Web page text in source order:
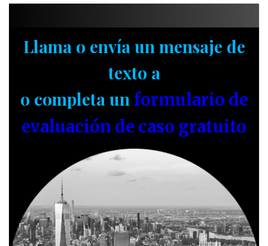
Llama o envía un mensaje de
texto a
o completa un formulario de
evaluación de caso gratuito